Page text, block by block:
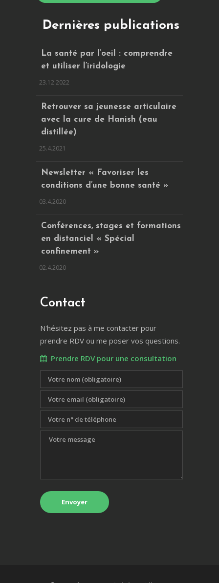
Dernières publications
La santé par l’oeil : comprendre
et utiliser l’iridologie
23.12.2022
Retrouver sa jeunesse articulaire
avec la cure de Hanish (eau
distillée)
25.4.2021
Newsletter « Favoriser les
conditions d’une bonne santé »
03.4.2020
Conférences, stages et formations
en distanciel « Spécial
confinement »
02.4.2020
Contact
N'hésitez pas à me contacter pour
prendre RDV ou me poser vos questions.
Prendre RDV pour une consultation